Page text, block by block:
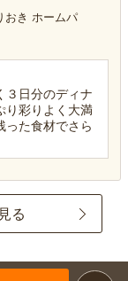
おき ホームパ
３日分のディナ
り彩りよく大満
った食材でさら
る